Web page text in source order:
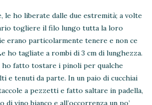
le ho liberate dalle due estremità; a volte
togliere il filo lungo tutta la loro
erano particolarmente tenere e non ce
ho tagliate a rombi di 3 cm di lunghezza.
ho fatto tostare i pinoli per qualche
e tenuti da parte. In un paio di cucchiai
a pezzetti e fatto saltare in padella,
di vino bianco e all’occorrenza un po’